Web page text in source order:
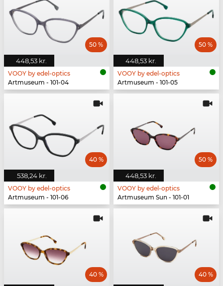
448,53 kr.
50 %
VOOY by edel-optics
Artmuseum - 101-04
448,53 kr.
50 %
VOOY by edel-optics
Artmuseum - 101-05
538,24 kr.
40 %
VOOY by edel-optics
Artmuseum - 101-06
448,53 kr.
50 %
VOOY by edel-optics
Artmuseum Sun - 101-01
40 % 40 %